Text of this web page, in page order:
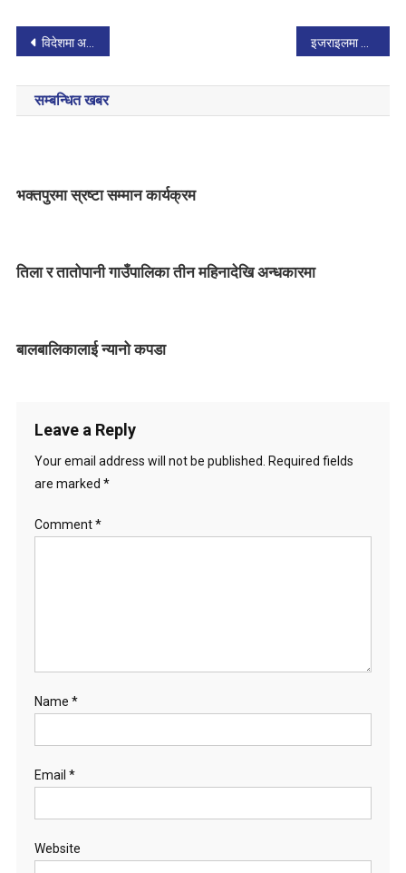
P
o
s
n
v
a
विदेशमा अध्ययनरत विद्यार्थीद्वारा छात्रवृत्तिका लागि सहयोग इजराइलमा कोरोना विरुद्धको तेस्रो र चौथो डोज खोप अभियान
सम्बन्धित खबर
भक्तपुरमा स्रष्टा सम्मान कार्यक्रम
तिला र तातोपानी गाउँपालिका तीन महिनादेखि अन्धकारमा
बालबालिकालाई न्यानो कपडा
Leave a Reply
Your email address will not be published. Required fields
are marked *
Comment*
Name *
Email *
Website